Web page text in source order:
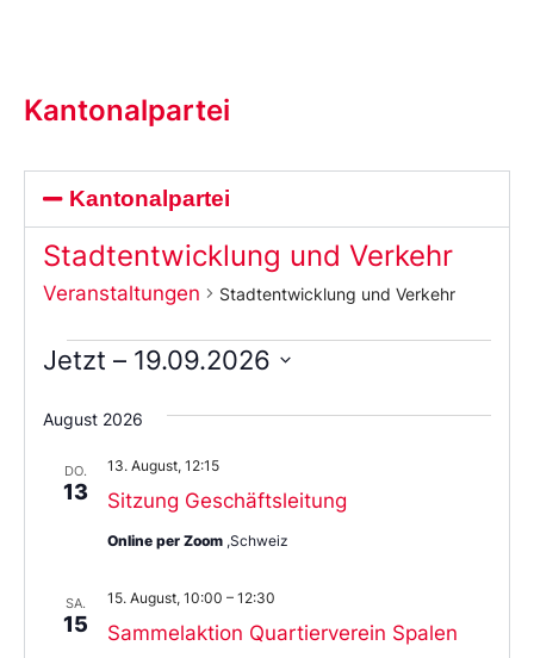
Kantonalpartei
Kantonalpartei
Stadtentwicklung und Verkehr
Veranstaltungen Stadtentwicklung und Verkehr
Jetzt – 19.09.2026
Sie
das
aus.
August 2026
DO.
13 Sitzung Geschäftsleitung
13. August, 12:15
Online per Zoom ,Schweiz
SA.
15 Sammelaktion Quartierverein Spalen
15. August, 10:00 – 12:30